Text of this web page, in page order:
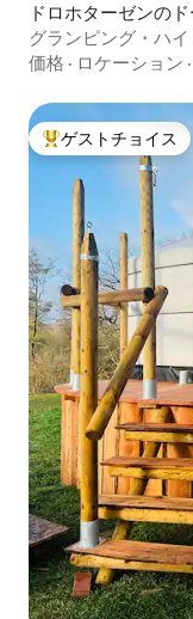
ドロホターゼンの
グランピング・ハ
価格 · ロケーション ·
大好評のゲストチョ
ゲストチョイス